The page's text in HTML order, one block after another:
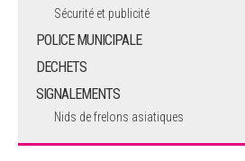
Sécurité et publicité
POLICE MUNICIPALE
DECHETS
SIGNALEMENTS
Nids de frelons asiatiques